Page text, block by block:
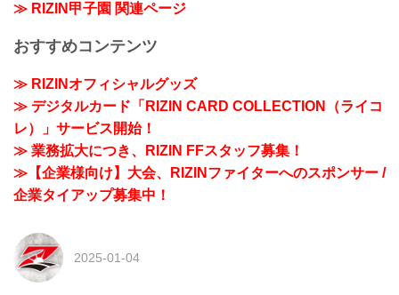
≫ RIZIN甲子園 関連ページ
おすすめコンテンツ
≫ RIZINオフィシャルグッズ
≫ デジタルカード「RIZIN CARD COLLECTION（ライコ
レ）」サービス開始！
≫ 業務拡大につき、RIZIN FFスタッフ募集！
≫【企業様向け】大会、RIZINファイターへのスポンサー /
企業タイアップ募集中！
2025-01-04